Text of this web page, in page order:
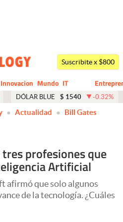
Suscribite x $800
Innovacion Mundo
CIO
IT
Business
DÓLAR BLUE $ 1540 -0.32%
Actualidad Bill Gates
profesiones que
Artificial
afirmó que solo algunos
de la tecnología. ¿Cuáles